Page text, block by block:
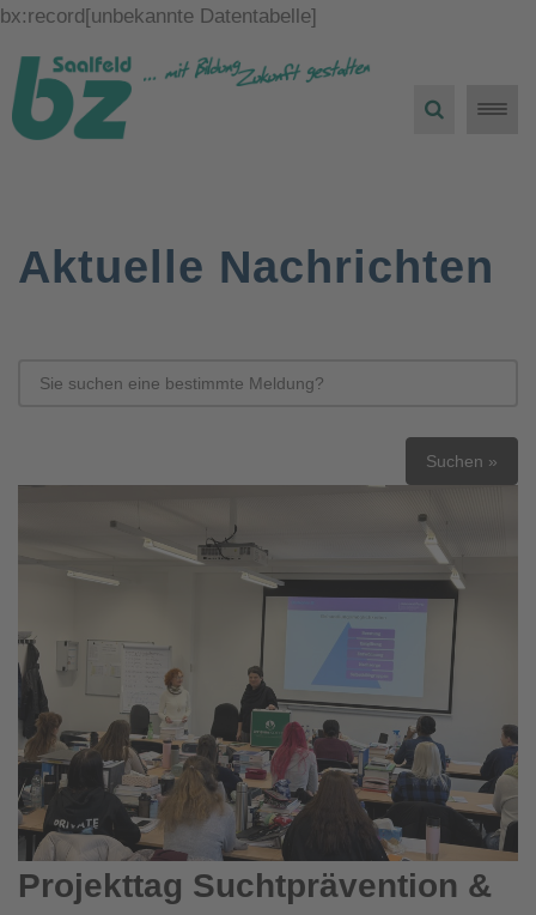
bx:record[unbekannte Datentabelle]
Toggle
Aktuelle Nachrichten
Suchen »
Projekttag Suchtprävention &